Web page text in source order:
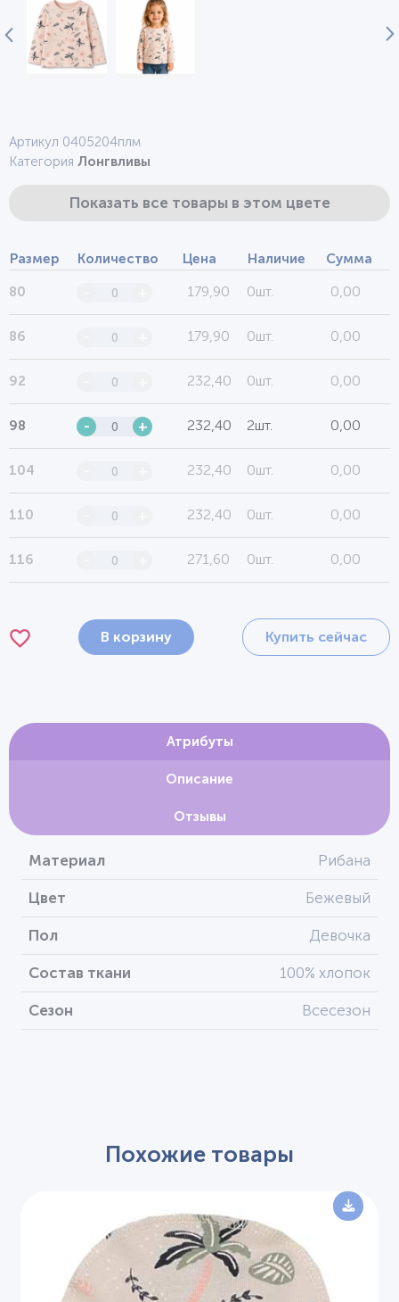
Артикул 0405204плм
Категория Лонгвливы
Показать все товары в этом цвете
Размер Количество Цена Наличие Сумма
80 179,90 0шт. 0,00
86 179,90 0шт. 0,00
92 232,40 0шт. 0,00
98 - + 232,40 2шт. 0,00
104 232,40 0шт. 0,00
110 232,40 0шт. 0,00
116 271,60 0шт. 0,00
В корзину Купить сейчас
Атрибуты
Описание
Отзывы
Материал Рибана
Цвет Бежевый
Пол Девочка
Состав ткани 100% хлопок
Сезон Всесезон
Похожие товары